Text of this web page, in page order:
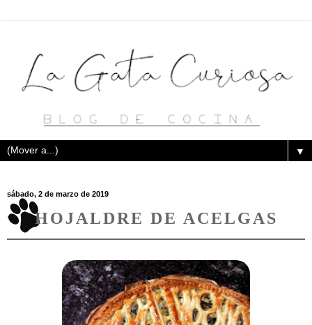
▼
sábado, 2 de marzo de 2019
HOJALDRE DE ACELGAS